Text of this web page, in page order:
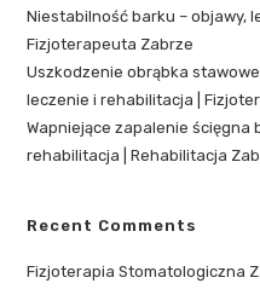
Niestabilność barku – objawy,
Fizjoterapeuta Zabrze
Uszkodzenie obrąbka
leczenie i rehabilitacja |
Wapniejące zapalenie ścięgna
rehabilitacja | Rehabilitacja
Recent Comments
Fizjoterapia Stomatologiczna